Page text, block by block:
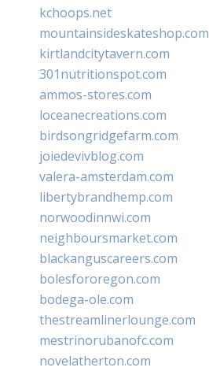
kchoops.net
mountainsideskateshop.com
kirtlandcitytavern.com
301nutritionspot.com
ammos-stores.com
loceanecreations.com
birdsongridgefarm.com
joiedevivblog.com
valera-amsterdam.com
libertybrandhemp.com
norwoodinnwi.com
neighboursmarket.com
blackanguscareers.com
bolesfororegon.com
bodega-ole.com
thestreamlinerlounge.com
mestrinorubanofc.com
novelatherton.com